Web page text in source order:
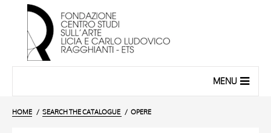
MENU
HOME SEARCH THE CATALOGUE OPERE